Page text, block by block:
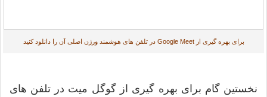
برای بهره گیری از Google Meet در تلفن های هوشمند ورژن اصلی آن را دانلود کنید
نخستین گام برای بهره گیری از گوگل میت در تلفن های